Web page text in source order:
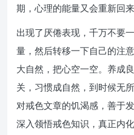
期，心理的能量又会重新回
出现了厌倦表现，千万不要
量，然后转移一下自己的注
大自然，把心空一空。养成
关，习惯成自然，到时候无
对戒色文章的饥渴感，善于
深入领悟戒色知识，真正内